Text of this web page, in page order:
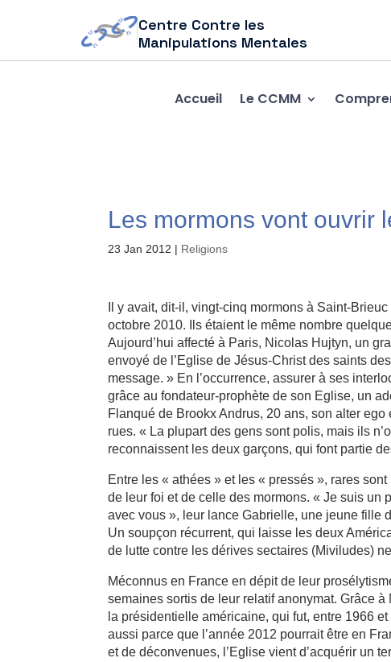
Centre Contre les
Manipulations Mentales
Accueil Le CCMM
Les mormons vont ouvrir
23 Jan 2012 | Religions
Il y avait, dit-il, vingt-cinq mormons à Saint-
octobre 2010. Ils étaient le même nombre
Aujourd’hui affecté à Paris, Nicolas Hujtyn, un
envoyé de l’Eglise de Jésus-Christ des saints
message. » En l’occurrence, assurer à ses
grâce au fondateur-prophète de son Eglise, un
Flanqué de Brookx Andrus, 20 ans, son alter
rues. « La plupart des gens sont polis, mais ils
reconnaissent les deux garçons, qui font partie
Entre les « athées » et les « pressés », rares
de leur foi et de celle des mormons. « Je suis un
avec vous », leur lance Gabrielle, une jeune fille
Un soupçon récurrent, qui laisse les deux
de lutte contre les dérives sectaires (Miviludes)
Méconnus en France en dépit de leur
semaines sortis de leur relatif anonymat. Grâce
la présidentielle américaine, qui fut, entre 1966
aussi parce que l’année 2012 pourrait être en
et de déconvenues, l’Eglise vient d’acquérir un